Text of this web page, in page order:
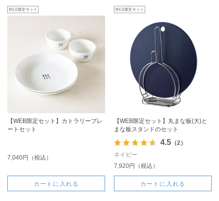
【WEB限定セット】カトラリープレ
ートセット
7,040円（税込）
カートに入れる
【WEB限定セット】丸まな板(大)と
まな板スタンドのセット
4.5（2）
ネイビー
7,920円（税込）
カートに入れる